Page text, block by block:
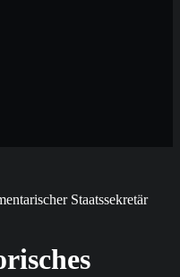
Staatssekretär